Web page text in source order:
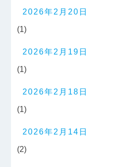
2026年2月20日
(1)
2026年2月19日
(1)
2026年2月18日
(1)
2026年2月14日
(2)